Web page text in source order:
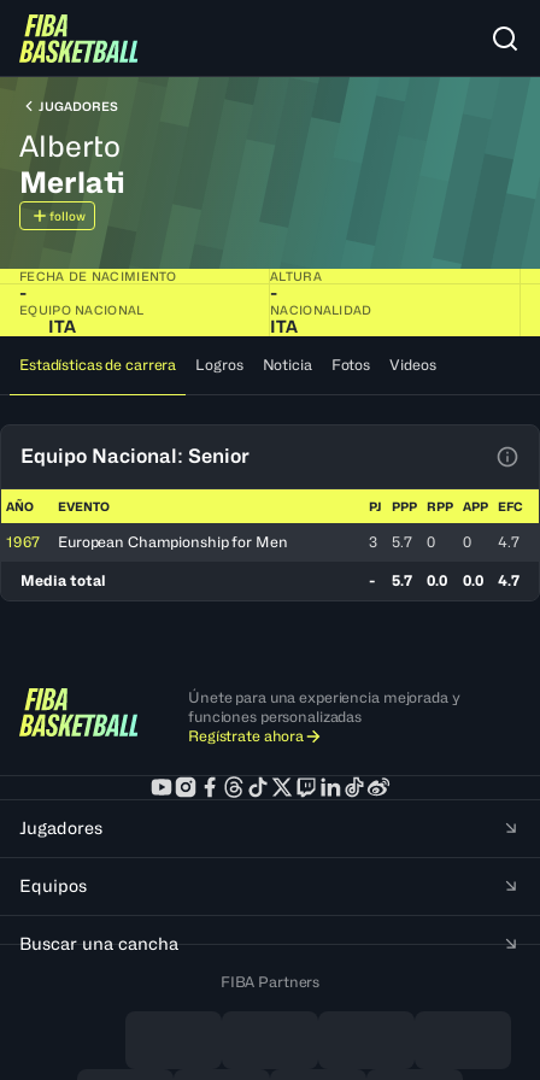
JUGADORES
Alberto
Merlati
follow
FECHA DE NACIMIENTO
-
ALTURA
-
EQUIPO NACIONAL
ITA
NACIONALIDAD
ITA
Estadísticas de carrera Logros Noticia Fotos Videos
Equipo Nacional: Senior
AÑO EVENTO PJ PPP RPP APP EFC
1967 European Championship for Men 3 5.7 0 0 4.7
Media total - 5.7 0.0 0.0 4.7
Únete para una experiencia mejorada y
funciones personalizadas
Regístrate ahora
Jugadores
Equipos
Buscar una cancha
FIBA Partners